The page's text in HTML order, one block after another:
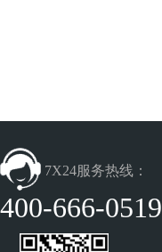
7X24服务热线：
400-666-0519